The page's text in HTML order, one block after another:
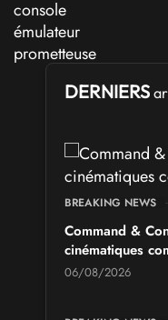
DERNIERS
BREAKING NEWS
Command &
cinématiques
06/08/2026